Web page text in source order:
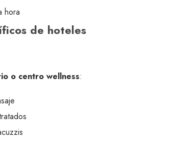
hora
de hoteles
o centro wellness: